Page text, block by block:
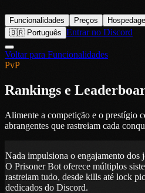
Funcionalidades Preços
🇧🇷 Português Entrar no Discord
Voltar para Funcionalidades
PvP
Rankings e
Alimente a competição e o prestígio
abrangentes que rastreiam cada
Nada impulsiona o engajamento dos
O Prisoner Bot oferece múltiplos
rastreiam tudo, desde kills até lock
dedicados do Discord.